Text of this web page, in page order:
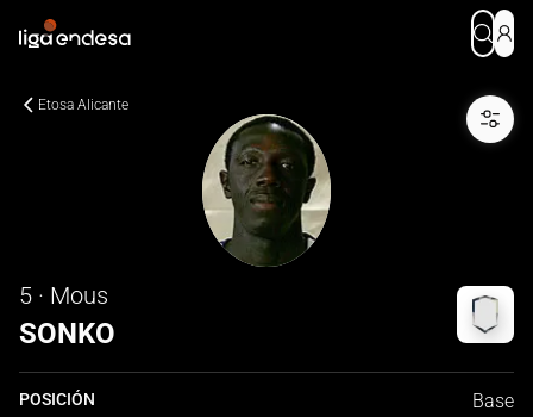
Etosa Alicante
5 · Mous
SONKO
POSICIÓN Base